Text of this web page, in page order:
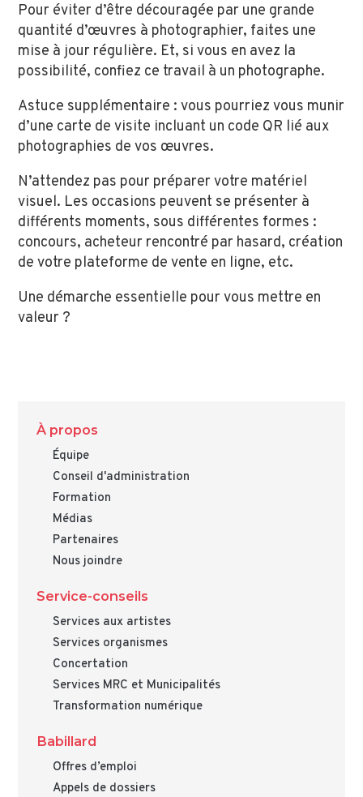
Pour éviter d’être découragé·e par une grande
quantité d’œuvres à photographier, faites une
mise à jour régulière. Et, si vous en avez la
possibilité, confiez ce travail à un photographe.
Astuce supplémentaire : vous pourriez vous munir
d’une carte de visite incluant un code QR lié aux
photographies de vos œuvres.
N’attendez pas pour préparer votre matériel
visuel. Les occasions peuvent se présenter à
différents moments, sous différentes formes :
concours, acheteur rencontré par hasard, création
de votre plateforme de vente en ligne, etc.
Une démarche essentielle pour vous mettre en
valeur ?
À propos
Équipe
Conseil d'administration
Formation
Médias
Partenaires
Nous joindre
Service-conseils
Services aux artistes
Services organismes
Concertation
Services MRC et Municipalités
Transformation numérique
Babillard
Offres d’emploi
Appels de dossiers